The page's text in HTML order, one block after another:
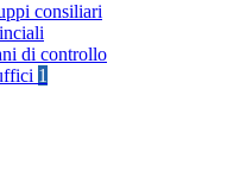
consiliari
di controllo
1